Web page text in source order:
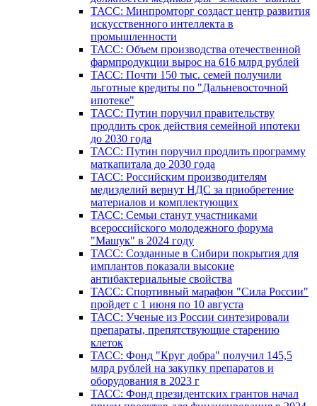
ТАСС: Минпромторг создаст центр развития
искусственного интеллекта в
промышленности
ТАСС: Объем производства отечественной
фармпродукции вырос на 616 млрд рублей
ТАСС: Почти 150 тыс. семей получили
льготные кредиты по "Дальневосточной
ипотеке"
ТАСС: Путин поручил правительству
продлить срок действия семейной ипотеки
до 2030 года
ТАСС: Путин поручил продлить программу
маткапитала до 2030 года
ТАСС: Российским производителям
медизделий вернут НДС за приобретение
материалов и комплектующих
ТАСС: Семьи станут участниками
всероссийского молодежного форума
"Машук" в 2024 году
ТАСС: Созданные в Сибири покрытия для
имплантов показали высокие
антибактериальные свойства
ТАСС: Спортивный марафон "Сила России"
пройдет с 1 июня по 10 августа
ТАСС: Ученые из России синтезировали
препараты, препятствующие старению
клеток
ТАСС: Фонд "Круг добра" получил 145,5
млрд рублей на закупку препаратов и
оборудования в 2023 г
ТАСС: Фонд президентских грантов начал